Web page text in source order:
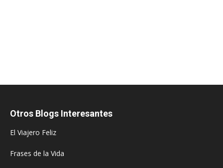
Otros Blogs Interesantes
El Viajero Feliz
Frases de la Vida